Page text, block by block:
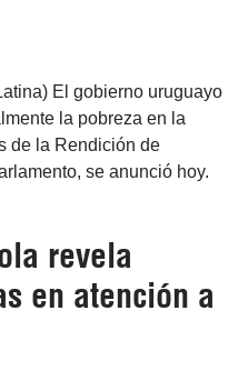
El gobierno uruguayo
la pobreza en la
de la Rendición de
se anunció hoy.
revela
en atención a